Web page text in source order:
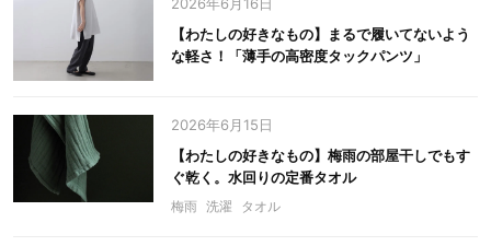
2026年6月16日
【わたしの好きなもの】まるで履いてないよう
な軽さ！「薄手の高密度タックパンツ」
2026年6月15日
【わたしの好きなもの】梅雨の部屋干しでもす
ぐ乾く。水回りの定番タオル
梅雨 洗濯 タオル